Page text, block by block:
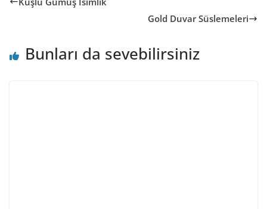
Gold Duvar Süslemeleri
Bunları da sevebilirsiniz